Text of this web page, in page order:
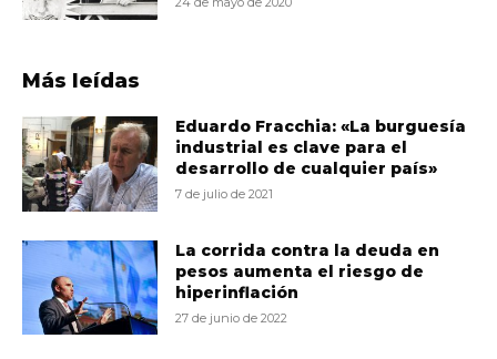
Más leídas
Eduardo Fracchia: «La burguesía
industrial es clave para el
desarrollo de cualquier país»
7 de julio de 2021
La corrida contra la deuda en
pesos aumenta el riesgo de
hiperinflación
27 de junio de 2022